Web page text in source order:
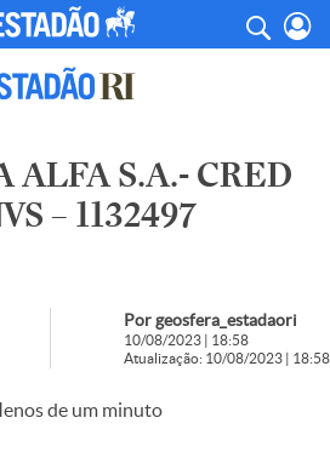
ALFA S.A.- CRED
– 1132497
Por geosfera_estadaori
10/08/2023 | 18:58
Atualização: 10/08/2023 | 18:58
de um minuto